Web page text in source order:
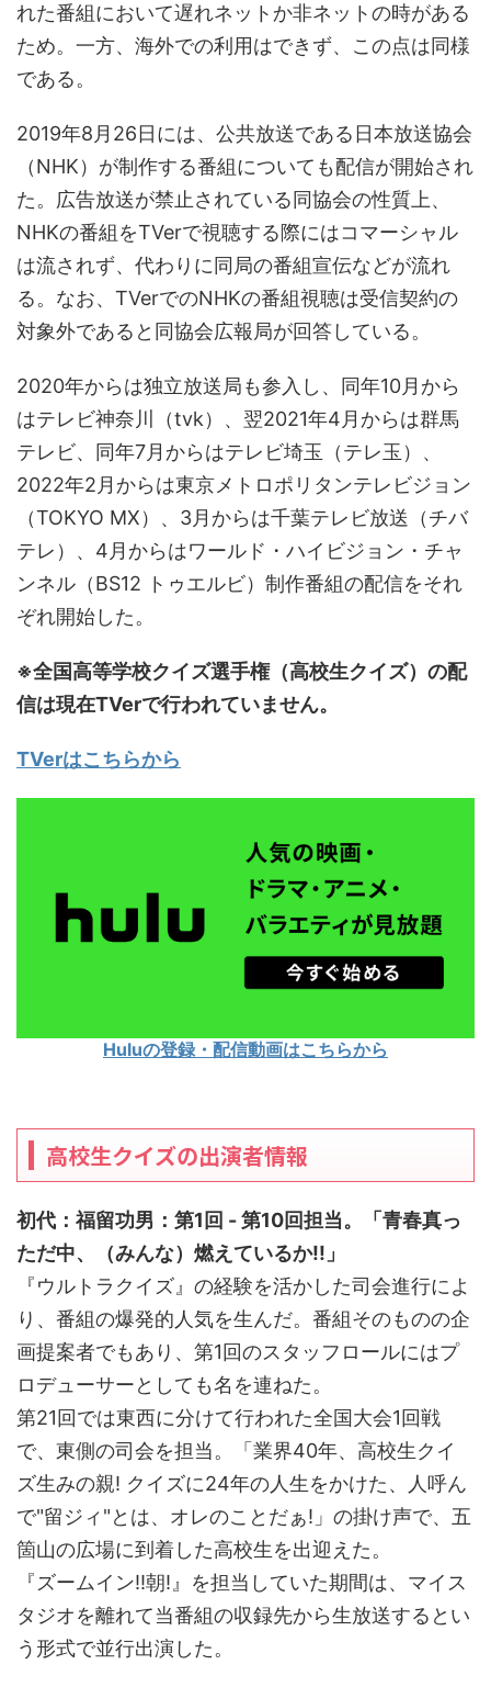
れた番組において遅れネットか非ネットの時がある
ため。一方、海外での利用はできず、この点は同様
である。
2019年8月26日には、公共放送である日本放送協会
（NHK）が制作する番組についても配信が開始され
た。広告放送が禁止されている同協会の性質上、
NHKの番組をTVerで視聴する際にはコマーシャル
は流されず、代わりに同局の番組宣伝などが流れ
る。なお、TVerでのNHKの番組視聴は受信契約の
対象外であると同協会広報局が回答している。
2020年からは独立放送局も参入し、同年10月から
はテレビ神奈川（tvk）、翌2021年4月からは群馬
テレビ、同年7月からはテレビ埼玉（テレ玉）、
2022年2月からは東京メトロポリタンテレビジョン
（TOKYO MX）、3月からは千葉テレビ放送（チバ
テレ）、4月からはワールド・ハイビジョン・チャ
ンネル（BS12 トゥエルビ）制作番組の配信をそれ
ぞれ開始した。
※全国高等学校クイズ選手権（高校生クイズ）の配
信は現在TVerで行われていません。
TVerはこちらから
Huluの登録・配信動画はこちらから
高校生クイズの出演者情報
初代：福留功男：第1回 - 第10回担当。「青春真っ
ただ中、（みんな）燃えているか!!」
『ウルトラクイズ』の経験を活かした司会進行によ
り、番組の爆発的人気を生んだ。番組そのものの企
画提案者でもあり、第1回のスタッフロールにはプ
ロデューサーとしても名を連ねた。
第21回では東西に分けて行われた全国大会1回戦
で、東側の司会を担当。「業界40年、高校生クイ
ズ生みの親! クイズに24年の人生をかけた、人呼ん
で"留ジィ"とは、オレのことだぁ!」の掛け声で、五
箇山の広場に到着した高校生を出迎えた。
『ズームイン!!朝!』を担当していた期間は、マイス
タジオを離れて当番組の収録先から生放送するとい
う形式で並行出演した。